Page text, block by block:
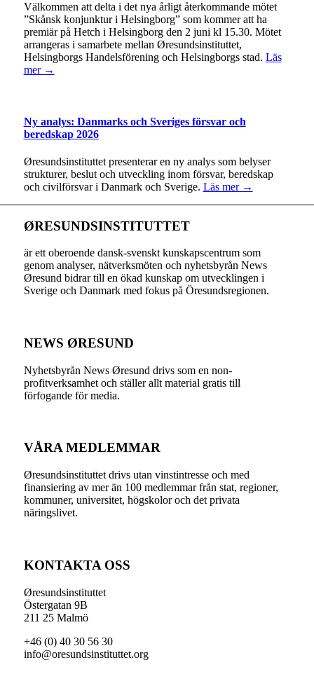
Välkommen att delta i det nya årligt återkommande mötet
”Skånsk konjunktur i Helsingborg” som kommer att ha
premiär på Hetch i Helsingborg den 2 juni kl 15.30. Mötet
arrangeras i samarbete mellan Øresundsinstituttet,
Helsingborgs Handelsförening och Helsingborgs stad. Läs
mer →
Ny analys: Danmarks och Sveriges försvar och
beredskap 2026
Øresundsinstituttet presenterar en ny analys som belyser
strukturer, beslut och utveckling inom försvar, beredskap
och civilförsvar i Danmark och Sverige. Läs mer →
ØRESUNDSINSTITUTTET
är ett oberoende dansk-svenskt kunskapscentrum som
genom analyser, nätverksmöten och nyhetsbyrån News
Øresund bidrar till en ökad kunskap om utvecklingen i
Sverige och Danmark med fokus på Öresundsregionen.
NEWS ØRESUND
Nyhetsbyrån News Øresund drivs som en non-
profitverksamhet och ställer allt material gratis till
förfogande för media.
VÅRA MEDLEMMAR
Øresundsinstituttet drivs utan vinst­intresse och med
finansiering av mer än 100 medlemmar från stat, regioner,
kommuner, universitet, högskolor och det privata
näringslivet.
KONTAKTA OSS
Øresundsinstituttet
Östergatan 9B
211 25 Malmö
+46 (0) 40 30 56 30
info@oresundsinstituttet.org